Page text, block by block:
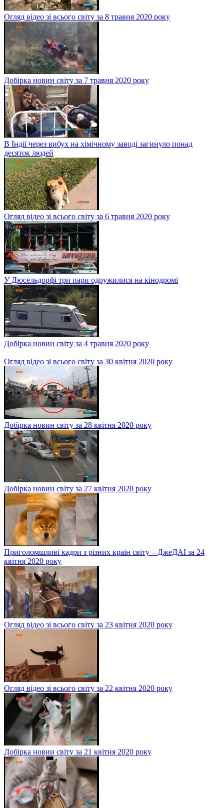
Огляд відео зі всього світу за 8 травня 2020 року
Добірка новин світу за 7 травня 2020 року
В Індії через вибух на хімічному заводі загинуло понад
десяток людей
Огляд відео зі всього світу за 6 травня 2020 року
У Дюсельдорфі три пари одружилися на кінодромі
Добірка новин світу за 4 травня 2020 року
Огляд відео зі всього світу за 30 квітня 2020 року
Добірка новин світу за 28 квітня 2020 року
Добірка новин світу за 27 квітня 2020 року
Приголомшливі кадри з різних країн світу – ДжеДАІ за 24
квітня 2020 року
Огляд відео зі всього світу за 23 квітня 2020 року
Огляд відео зі всього світу за 22 квітня 2020 року
Добірка новин світу за 21 квітня 2020 року